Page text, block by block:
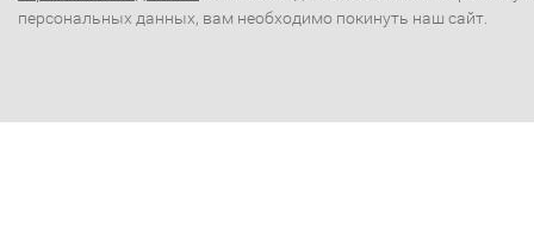
персональных данных, вам необходимо покинуть наш сайт.